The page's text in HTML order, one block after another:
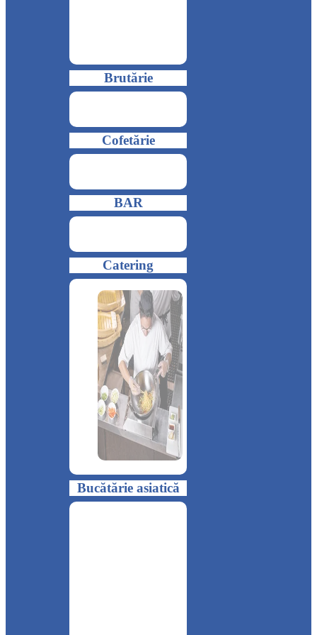
Brutărie
Cofetărie
BAR
Catering
Bucătărie asiatică